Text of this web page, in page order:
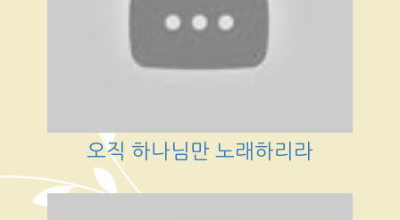
오직 하나님만 노래하리라